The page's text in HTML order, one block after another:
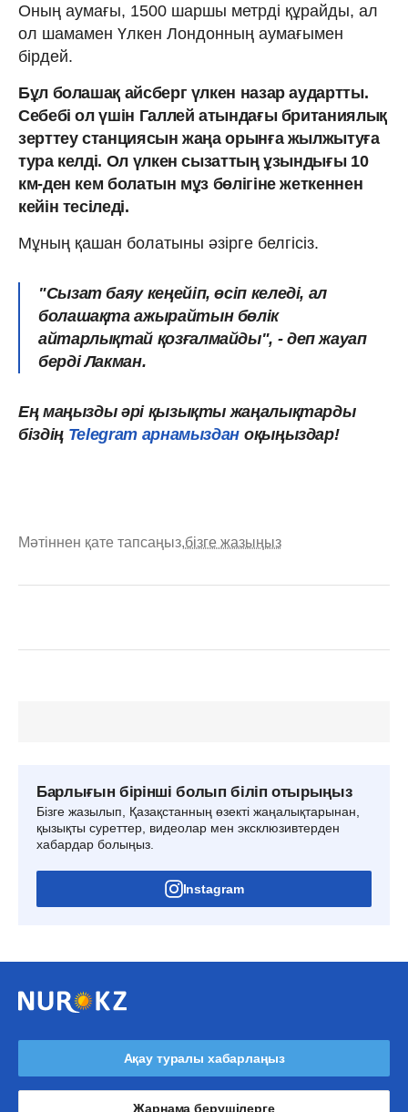
Оның аумағы, 1500 шаршы метрді құрайды, ал
ол шамамен Үлкен Лондонның аумағымен
бірдей.
Бұл болашақ айсберг үлкен назар аудартты.
Себебі ол үшін Галлей атындағы британиялық
зерттеу станциясын жаңа орынға жылжытуға
тура келді. Ол үлкен сызаттың ұзындығы 10
км-ден кем болатын мұз бөлігіне жеткеннен
кейін тесіледі.
Мұның қашан болатыны әзірге белгісіз.
"Сызат баяу кеңейіп, өсіп келеді, ал
болашақта ажырайтын бөлік
айтарлықтай қозғалмайды", - деп жауап
берді Лакман.
Ең маңызды әрі қызықты жаңалықтарды
біздің Telegram арнамыздан оқыңыздар!
Мәтіннен қате тапсаңыз,бізге жазыңыз
Барлығын бірінші болып біліп отырыңыз
Бізге жазылып, Қазақстанның өзекті жаңалықтарынан,
қызықты суреттер, видеолар мен эксклюзивтерден
хабардар болыңыз.
Instagram
Ақау туралы хабарлаңыз
Жарнама берушілерге